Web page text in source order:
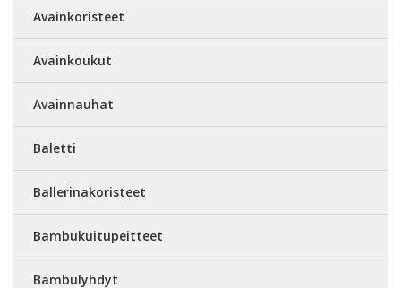
Avainkoristeet
Avainkoukut
Avainnauhat
Baletti
Ballerinakoristeet
Bambukuitupeitteet
Bambulyhdyt